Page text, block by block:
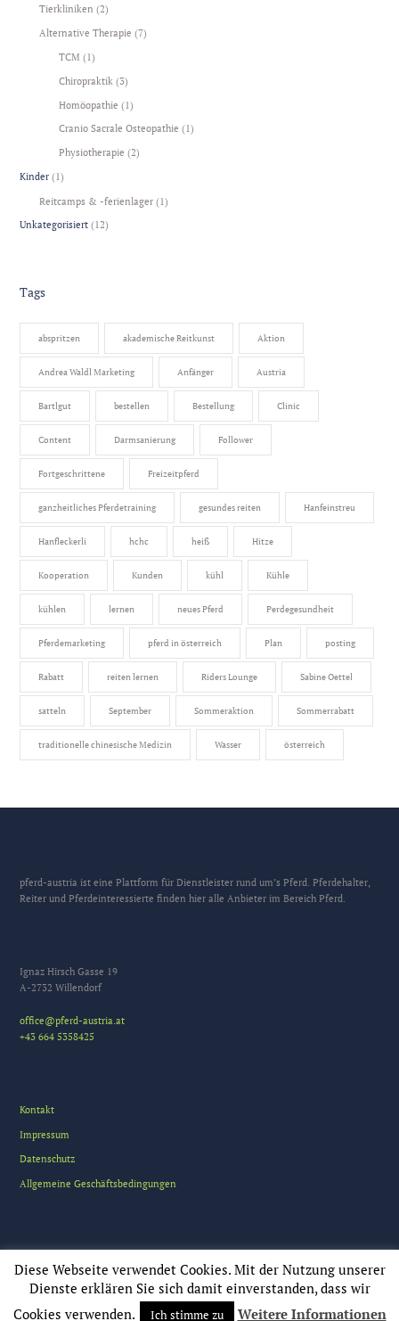
Tierkliniken (2)
Alternative Therapie (7)
TCM (1)
Chiropraktik (3)
Homöopathie (1)
Cranio Sacrale Osteopathie (1)
Physiotherapie (2)
Kinder (1)
Reitcamps & -ferienlager (1)
Unkategorisiert (12)
Tags
abspritzen akademische Reitkunst Aktion
Andrea Waldl Marketing Anfänger Austria
Bartlgut bestellen Bestellung Clinic
Content Darmsanierung Follower
Fortgeschrittene Freizeitpferd
ganzheitliches Pferdetraining gesundes reiten Hanfeinstreu
Hanfleckerli hchc heiß Hitze
Kooperation Kunden kühl Kühle
kühlen lernen neues Pferd Perdegesundheit
Pferdemarketing pferd in österreich Plan posting
Rabatt reiten lernen Riders Lounge Sabine Oettel
satteln September Sommeraktion Sommerrabatt
traditionelle chinesische Medizin Wasser österreich
pferd-austria ist eine Plattform für Dienstleister rund um’s Pferd. Pferdehalter,
Reiter und Pferdeinteressierte finden hier alle Anbieter im Bereich Pferd.
Ignaz Hirsch Gasse 19
A-2732 Willendorf
office@pferd-austria.at
+43 664 5358425
Kontakt
Impressum
Datenschutz
Allgemeine Geschäftsbedingungen
pferd-austria © All Rights Reserved
Diese Webseite verwendet Cookies. Mit der Nutzung unserer
Dienste erklären Sie sich damit einverstanden, dass wir
Cookies verwenden.
Ich stimme zu Weitere Informationen